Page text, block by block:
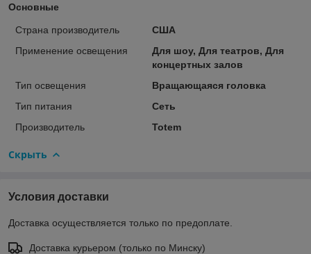
Основные
Страна производитель
США
Применение освещения
Для шоу, Для театров, Для
концертных залов
Тип освещения
Вращающаяся головка
Тип питания
Сеть
Производитель
Totem
Скрыть
Условия доставки
Доставка осуществляется только по предоплате.
Доставка курьером (только по Минску)